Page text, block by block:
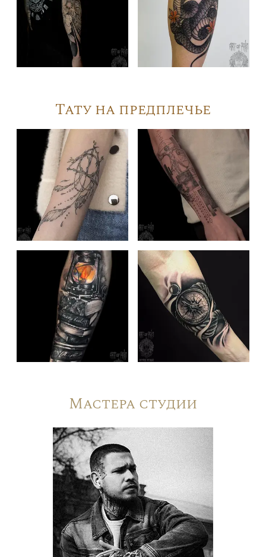
Тату на предплечье
Мастера студии